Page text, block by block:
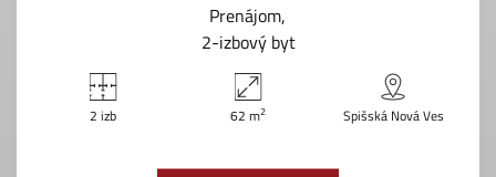
Prenájom
2-izbový byt
2 izb 62 m2 Spišská Nová Ves